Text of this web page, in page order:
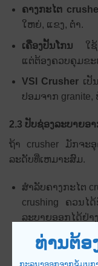
ຄາງກະໄຕ
ໃຫຍ່, ແຂງ, ຕ່ໍາ.
ເຄື່ອງປັ້ນໂກນ ໃຊ້
ແຕ່ຕ້ອງຄວບຄຸມຂ
VSI Crusher ເປັ
ປອມຈາກ
2.3 ປັບຊ່ອງລະບາຍອ
ຖ້າ crusher ມັກຈະ
ລະ​ດັບ​ທີ່​ເຫມາະ​ສົມ​.
ສໍາລັບຄາງກະໄຕ
crushing ຄວນໄ
ລະບາຍອອກໄດ້ຢ່າ
ສໍາລັບ crusher
ເປີດປະຕູປ່ອຍ.
ທ່ານຕ້ອ
ກະລຸນາອອກຈາກຂໍ້ມູນກ